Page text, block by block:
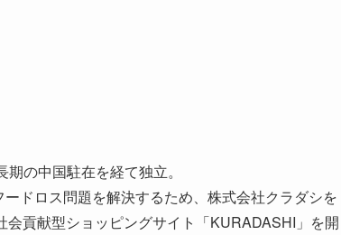
の中国駐在を経て独立。
ドロス問題を解決するため、株式会社クラダシを
貢献型ショッピングサイト「KURADASHI」を開